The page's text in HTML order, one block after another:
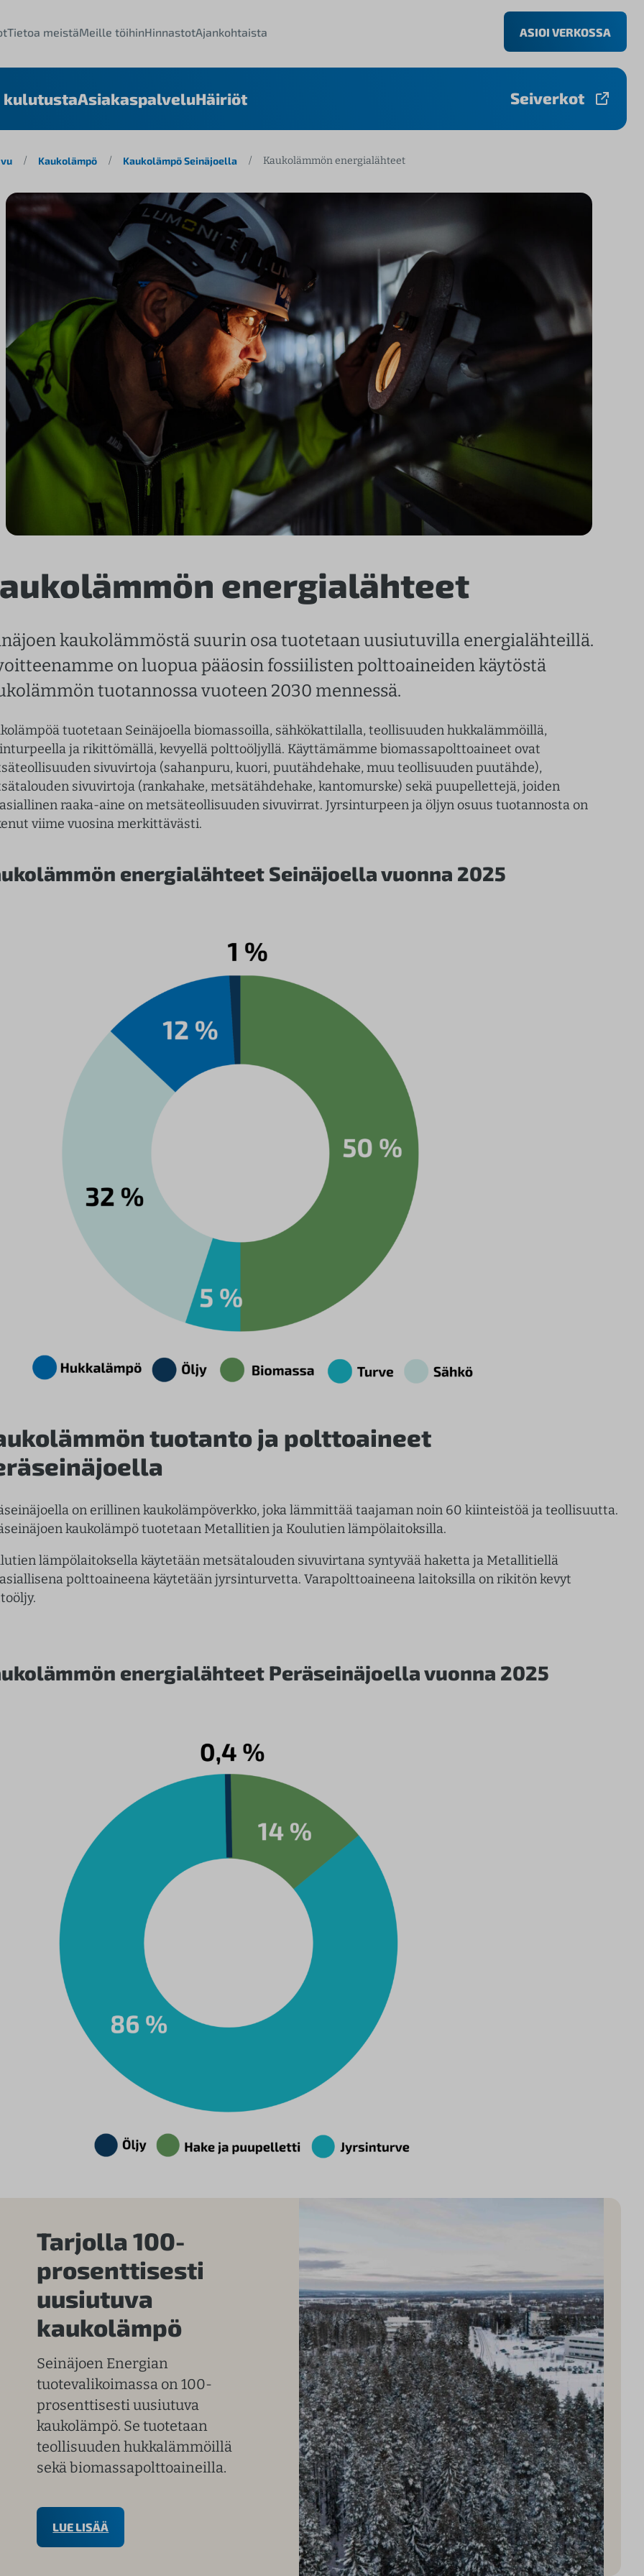
Tietoa meistäMeille töihinHinnastotAjankohtaista ASIOI VERKOSSA
kulutustaAsiakaspalveluHäiriöt Seiverkot
/ Kaukolämpö / Kaukolämpö Seinäjoella / Kaukolämmön energialähteet
energialähteet
kaukolämmöstä suurin osa tuotetaan uusiutuvilla energialähteillä.
on luopua pääosin fossiilisten polttoaineiden käytöstä
tuotannossa vuoteen 2030 mennessä.
tuotetaan Seinäjoella biomassoilla, sähkökattilalla, teollisuuden hukkalämmöillä,
ja rikittömällä, kevyellä polttoöljyllä. Käyttämämme biomassapolttoaineet ovat
sivuvirtoja (sahanpuru, kuori, puutähdehake, muu teollisuuden puutähde),
sivuvirtoja (rankahake, metsätähdehake, kantomurske) sekä puupellettejä, joiden
raaka-aine on metsäteollisuuden sivuvirrat. Jyrsinturpeen ja öljyn osuus tuotannosta on
viime vuosina merkittävästi.
energialähteet Seinäjoella vuonna 2025
tuotanto ja polttoaineet
on erillinen kaukolämpöverkko, joka lämmittää taajaman noin 60 kiinteistöä ja teollisuutta.
kaukolämpö tuotetaan Metallitien ja Koulutien lämpölaitoksilla.
lämpölaitoksella käytetään metsätalouden sivuvirtana syntyvää haketta ja Metallitiellä
polttoaineena käytetään jyrsinturvetta. Varapolttoaineena laitoksilla on rikitön kevyt
energialähteet Peräseinäjoella vuonna 2025
Tarjolla 100-
prosenttisesti
uusiutuva
kaukolämpö
Seinäjoen Energian
tuotevalikoimassa on 100-
prosenttisesti uusiutuva
kaukolämpö. Se tuotetaan
teollisuuden hukkalämmöillä
sekä biomassapolttoaineilla.
LUE LISÄÄ